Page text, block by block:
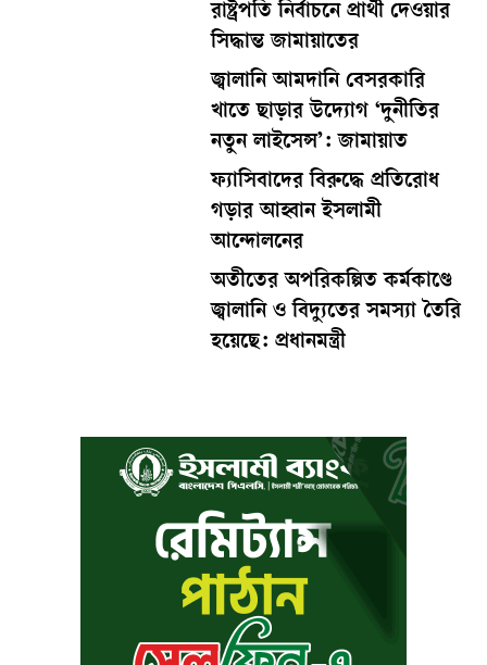
রাষ্ট্রপতি নির্বাচনে প্রার্থী দেওয়ার
সিদ্ধান্ত জামায়াতের
জ্বালানি আমদানি বেসরকারি
খাতে ছাড়ার উদ্যোগ ‘দুনীতির
নতুন লাইসেন্স’: জামায়াত
ফ্যাসিবাদের বিরুদ্ধে প্রতিরোধ
গড়ার আহ্বান ইসলামী
আন্দোলনের
অতীতের অপরিকল্পিত কর্মকাণ্ডে
জ্বালানি ও বিদ্যুতের সমস্যা তৈরি
হয়েছে: প্রধানমন্ত্রী